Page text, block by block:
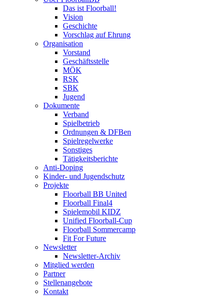
Das ist Floorball!
Vision
Geschichte
Vorschlag auf Ehrung
Organisation
Vorstand
Geschäftsstelle
MÖK
RSK
SBK
Jugend
Dokumente
Verband
Spielbetrieb
Ordnungen & DFBen
Spielregelwerke
Sonstiges
Tätigkeitsberichte
Anti-Doping
Kinder- und Jugendschutz
Projekte
Floorball BB United
Floorball Final4
Spielemobil KIDZ
Unified Floorball-Cup
Floorball Sommercamp
Fit For Future
Newsletter
Newsletter-Archiv
Mitglied werden
Partner
Stellenangebote
Kontakt